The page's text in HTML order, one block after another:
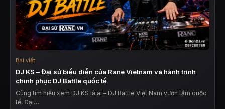
Bài viết
DJ KS – Đại sứ biểu diễn của Rane Vietnam và hành trình
chinh phục DJ Battle quốc tế
Cùng tìm hiểu xem DJ KS là ai – DJ Battle Việt Nam vươn tầm quốc
tế, Đại…